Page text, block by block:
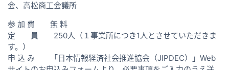
会、高松商工会議所
参 加 費 無 料
定 員 250人（１事業所につき1人とさせていただきま
す。）
申 込 み 「日本情報経済社会推進協会（JIPDEC）」Web